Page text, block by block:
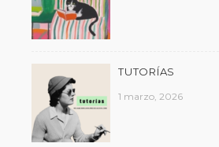
TUTORÍAS
1 marzo, 2026